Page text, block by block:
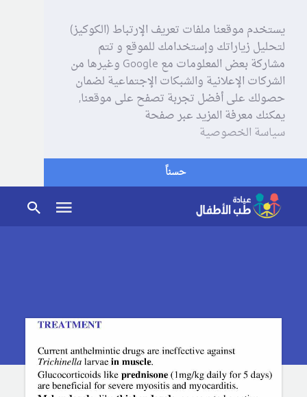
يستخدم موقعنا ملفات تعريف الإرتباط (الكوكيز)
لتحليل زياراتك وإستخدامك للموقع و تتم
مشاركة بعض المعلومات مع Google وغيرها من
الشركات الإعلانية والشبكات الإجتماعية لضمان
حصولك على أفضل تجربة تصفح على موقعنا,
يمكنك معرفة المزيد عبر صفحة
سياسة الخصوصية
حسناً